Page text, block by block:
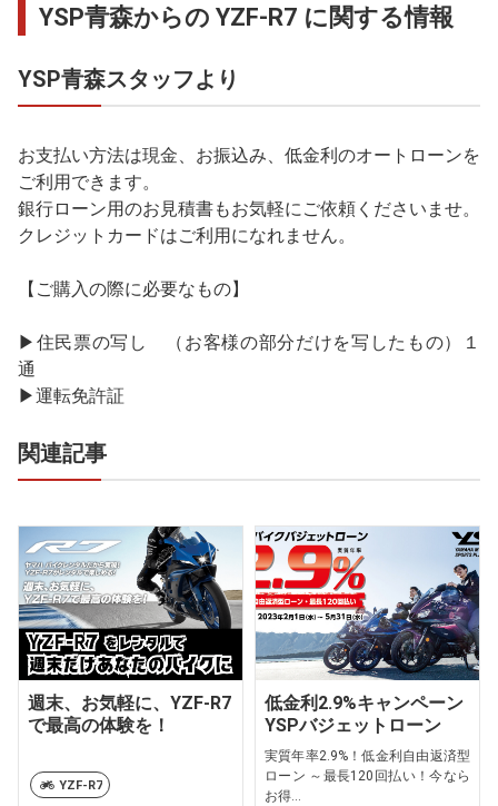
YSP青森からの YZF-R7 に関する情報
YSP青森スタッフより
お支払い方法は現金、お振込み、低金利のオートローンを
ご利用できます。
銀行ローン用のお見積書もお気軽にご依頼くださいませ。
クレジットカードはご利用になれません。
【ご購入の際に必要なもの】
▶住民票の写し （お客様の部分だけを写したもの）１
通
▶運転免許証
関連記事
週末、お気軽に、YZF-R7
で最高の体験を！
YZF-R7
低金利2.9%キャンペーン
YSPバジェットローン
実質年率2.9%！低金利自由返済型
ローン ～最長120回払い！今なら
お得...